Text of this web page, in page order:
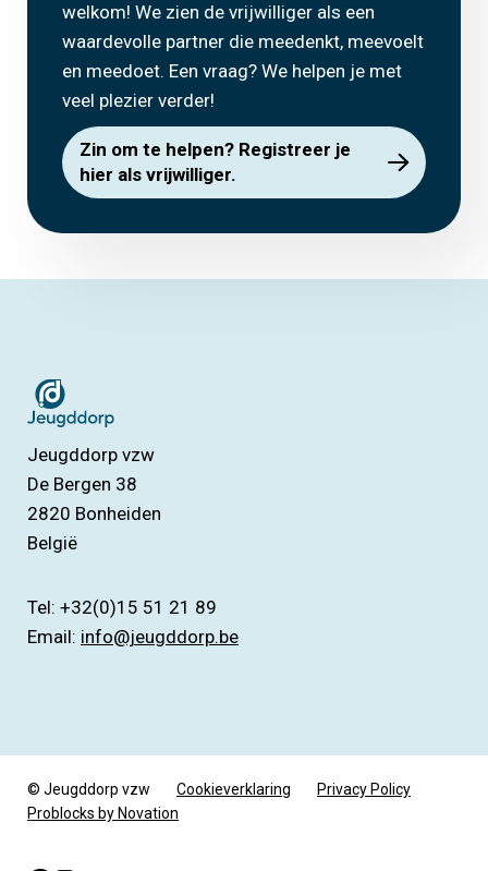
welkom! We zien de vrijwilliger als een
waardevolle partner die meedenkt, meevoelt
en meedoet. Een vraag? We helpen je met
veel plezier verder!
Zin om te helpen? Registreer je
hier als vrijwilliger.
Jeugddorp vzw
De Bergen 38
2820 Bonheiden
België
Tel: +32(0)15 51 21 89
Email: info@jeugddorp.be
© Jeugddorp vzw Cookieverklaring
Privacy Policy
Problocks by Novation